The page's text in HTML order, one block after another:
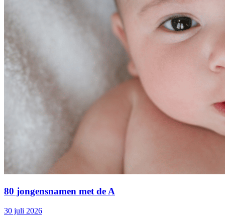
80 jongensnamen met de A
30 juli 2026